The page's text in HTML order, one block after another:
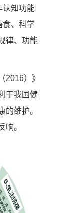
认知功能
食、科学
律、功能
2016）》
于我国健
的维护。
响。